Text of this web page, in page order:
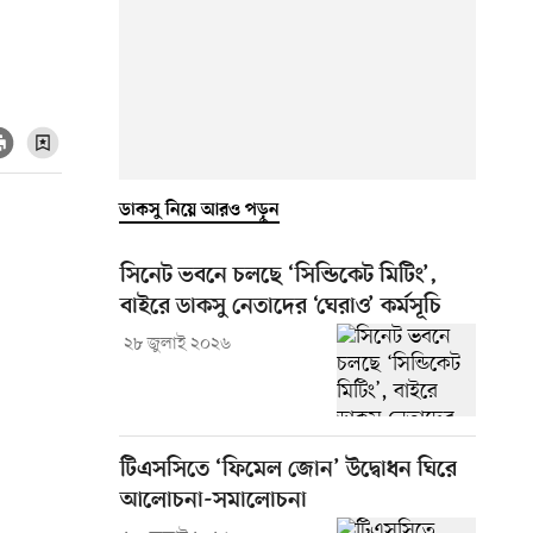
ডাকসু নিয়ে আরও পড়ুন
সিনেট ভবনে চলছে ‘সিন্ডিকেট মিটিং’,
বাইরে ডাকসু নেতাদের ‘ঘেরাও’ কর্মসূচি
২৮ জুলাই ২০২৬
টিএসসিতে ‘ফিমেল জোন’ উদ্বোধন ঘিরে
আলোচনা-সমালোচনা